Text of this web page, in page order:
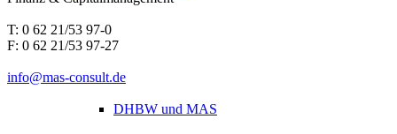
DHBW und MAS
T: 0 62 21/53 97-0
F: 0 62 21/53 97-27
info@mas-consult.de